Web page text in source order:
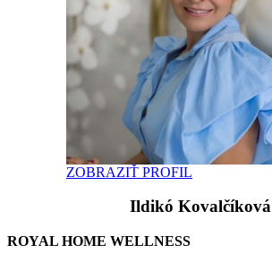
ZOBRAZIŤ PROFIL
Ildikó Kovalčíková
ROYAL HOME WELLNESS